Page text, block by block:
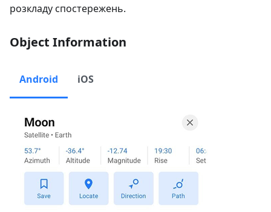
розкладу спостережень.
Object Information
Android iOS